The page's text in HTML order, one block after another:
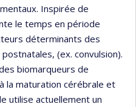
Inspirée de
le temps en période
déterminants des
(ex. convulsion).
biomarqueurs de
la maturation cérébrale et
utilise actuellement un